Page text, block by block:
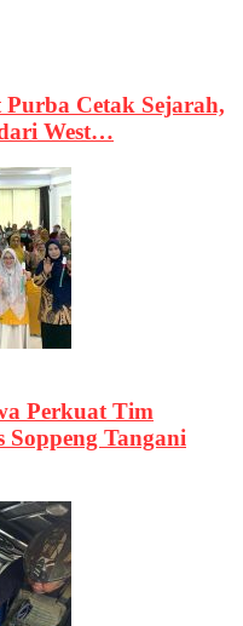
Cetak Sejarah,
West…
Perkuat Tim
Soppeng Tangani